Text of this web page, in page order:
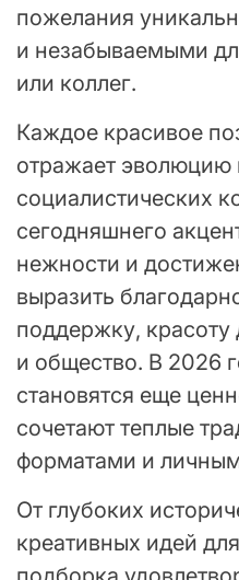
пожелания
и незабываемыми
или коллег.
Каждое красивое
отражает эволюцию
социалистических
сегодняшнего
нежности и
выразить
поддержку,
и общество. В 2026
становятся еще
сочетают теплые
форматами и
От глубоких
креативных идей